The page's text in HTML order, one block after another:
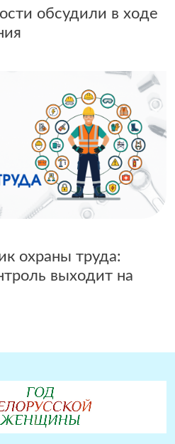
обсудили в ходе
охраны труда:
выходит на